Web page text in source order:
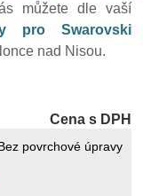
můžete dle vaší
pro Swarovski
nad Nisou.
Cena s DPH
povrchové úpravy